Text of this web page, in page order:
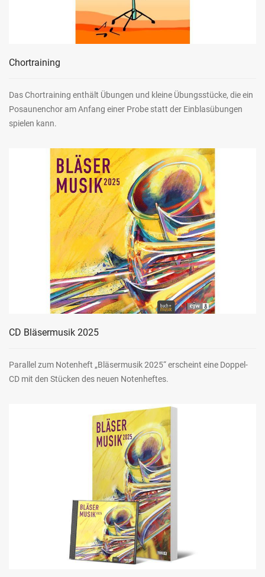
Chortraining
Das Chortraining enthält Übungen und kleine Übungsstücke, die ein
Posaunenchor am Anfang einer Probe statt der Einblasübungen
spielen kann.
CD Bläsermusik 2025
Parallel zum Notenheft „Bläsermusik 2025“ erscheint eine Doppel-
CD mit den Stücken des neuen Notenheftes.